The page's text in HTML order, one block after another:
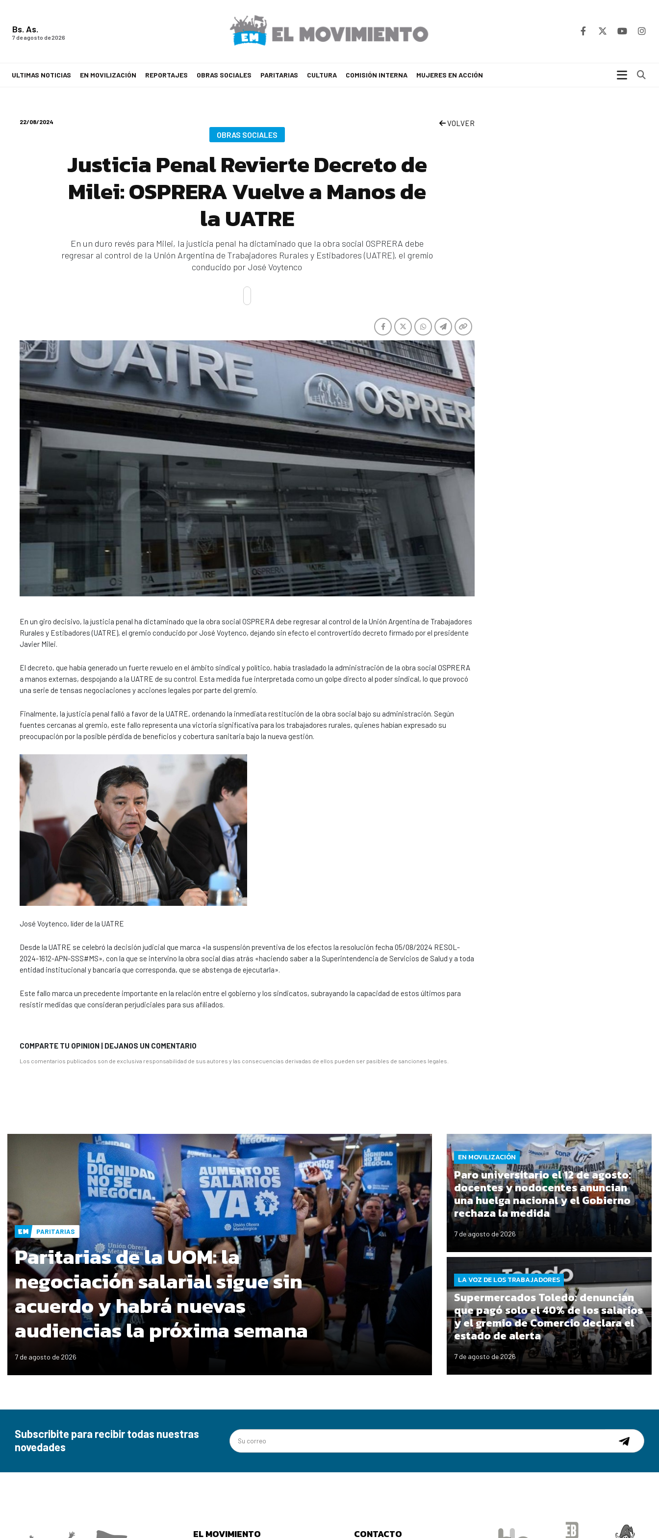
Bs. As.
7 de agosto de 2026
ULTIMAS NOTICIAS EN MOVILIZACIÓN REPORTAJES OBRAS SOCIALES PARITARIAS CULTURA COMISIÓN INTERNA MUJERES EN ACCIÓN
22/08/2024 VOLVER
OBRAS SOCIALES
Justicia Penal Revierte Decreto de
Milei: OSPRERA Vuelve a Manos de
la UATRE
En un duro revés para Milei, la justicia penal ha dictaminado que la obra social OSPRERA debe
regresar al control de la Unión Argentina de Trabajadores Rurales y Estibadores (UATRE), el gremio
conducido por José Voytenco
En un giro decisivo, la justicia penal ha dictaminado que la obra social OSPRERA debe regresar al control de la Unión Argentina de Trabajadores
Rurales y Estibadores (UATRE), el gremio conducido por José Voytenco, dejando sin efecto el controvertido decreto firmado por el presidente
Javier Milei.
El decreto, que había generado un fuerte revuelo en el ámbito sindical y político, había trasladado la administración de la obra social OSPRERA
a manos externas, despojando a la UATRE de su control. Esta medida fue interpretada como un golpe directo al poder sindical, lo que provocó
una serie de tensas negociaciones y acciones legales por parte del gremio.
Finalmente, la justicia penal falló a favor de la UATRE, ordenando la inmediata restitución de la obra social bajo su administración. Según
fuentes cercanas al gremio, este fallo representa una victoria significativa para los trabajadores rurales, quienes habían expresado su
preocupación por la posible pérdida de beneficios y cobertura sanitaria bajo la nueva gestión.
José Voytenco, líder de la UATRE
Desde la UATRE se celebró la decisión judicial que marca «la suspensión preventiva de los efectos la resolución fecha 05/08/2024 RESOL-
2024-1612-APN-SSS#MS», con la que se intervino la obra social días atrás «haciendo saber a la Superintendencia de Servicios de Salud y a toda
entidad institucional y bancaria que corresponda, que se abstenga de ejecutarla».
Este fallo marca un precedente importante en la relación entre el gobierno y los sindicatos, subrayando la capacidad de estos últimos para
resistir medidas que consideran perjudiciales para sus afiliados.
COMPARTE TU OPINION | DEJANOS UN COMENTARIO
Los comentarios publicados son de exclusiva responsabilidad de sus autores y las consecuencias derivadas de ellos pueden ser pasibles de sanciones legales.
PARITARIAS
Paritarias de la UOM: la
negociación salarial sigue sin
acuerdo y habrá nuevas
audiencias la próxima semana
7 de agosto de 2026
EN MOVILIZACIÓN
Paro universitario el 12 de agosto:
docentes y nodocentes anuncian
una huelga nacional y el Gobierno
rechaza la medida
7 de agosto de 2026
LA VOZ DE LOS TRABAJADORES
Supermercados Toledo: denuncian
que pagó solo el 40% de los salarios
y el gremio de Comercio declara el
estado de alerta
7 de agosto de 2026
Subscribite para recibir todas nuestras
novedades
EL MOVIMIENTO CONTACTO